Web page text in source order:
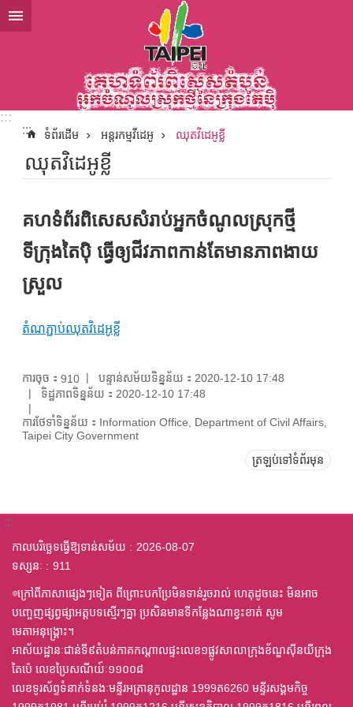
ទៅកាន់មាតិកាប្លុកមាតិកាសំខាន់
:::
:::
ទំព័រដើម អន្តរកម្មវីដេអូ ឈុតវិដេអូខ្លី
ឈុតវិដេអូខ្លី
គហទំព័រពិសេសសំរាប់អ្នកចំណូលស្រុកថ្មី
ទីក្រុងតៃប៉ិ ធ្វើឲ្យជីវភាពកាន់តែមានភាពងាយ
ស្រួល
តំណភ្ជាប់ឈុតវិដេអូខ្លី
ការចុច： 910
បន្ទាន់សម័យទិន្នន័យ：2020-12-10 17:48
ទិដ្ឋភាពទិន្នន័យ：2020-12-10 17:48
ការថែទាំទិន្នន័យ：Information Office, Department of Civil Affairs,
Taipei City Government
ត្រឡប់ទៅទំព័រមុន
:::
កាលបរិច្ឆេទធ្វើឱ្យទាន់សម័យ
2026-08-07
ទស្សនៈ
911
◎ក្រៅពីភាសាផ្សេងៗទៀត ពីព្រោះបកប្រែមិនទាន់រួចរាល់ ហេតុដូចនេះ មិនអាច
បញ្ចេញផ្សព្វផ្សាអត្តបទស្មើរៗគ្នា ប្រសិនមានទីកន្លែងណាខ្វះខាត់ សូម
មេតាអនុង្គ្រោះ។
អាស័យដ្ឋានៈជាន់ទី៩តំបន់ភាគកណ្តាលផ្ទះលេខ១ផ្លូវសាលាក្រុងខ័ណ្ឌស៊ីនយីក្រុង
តៃប៉េ លេខប្រៃសណីយ៍ៈ១១០០៨
លេខទូរស័ព្ទទំនាក់ទំនងៈមន្ទីរអត្រានុកូលដ្ឋាន 1999ត6260 មន្ទីរសង្គមកិច្ច